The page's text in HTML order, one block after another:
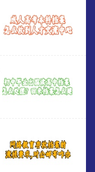
【申请成功】